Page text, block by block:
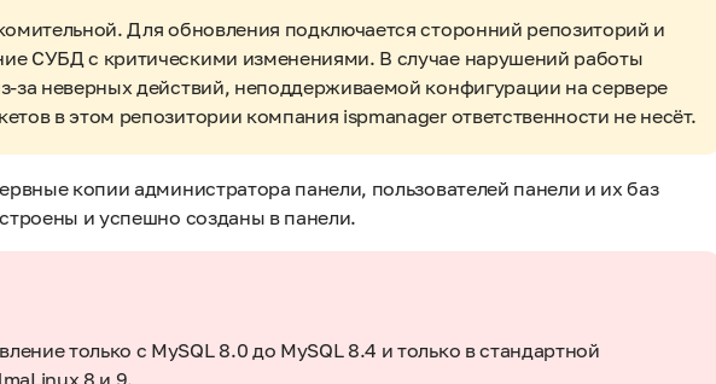
Для обновления подключается сторонний репозиторий и
СУБД с критическими изменениями. В случае нарушений работы
за неверных действий, неподдерживаемой конфигурации на сервере
в этом репозитории компания ispmanager ответственности не несёт.
копии администратора панели, пользователей панели и их баз
и успешно созданы в панели.
только с MySQL 8.0 до MySQL 8.4 и только в стандартной
8 и 9.